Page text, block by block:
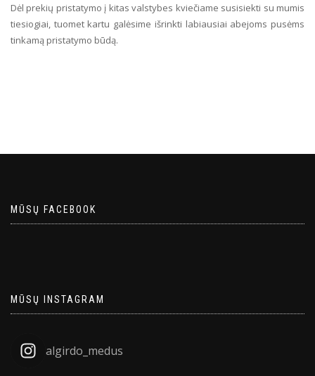
Dėl prekių pristatymo į kitas valstybes kviečiame susisiekti su mumis
tiesiogiai, tuomet kartu galėsime išrinkti labiausiai abejoms pusėms
tinkamą pristatymo būdą.
MŪSŲ FACEBOOK
MŪSŲ INSTAGRAM
algirdo_medus